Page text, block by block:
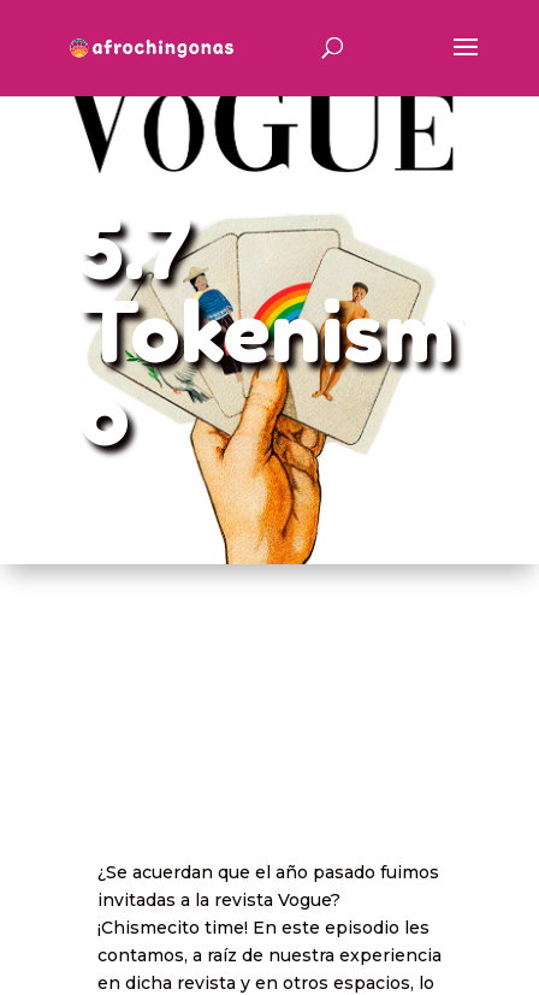
5.7
Tokenism
o
¿Se acuerdan que el año pasado fuimos
invitadas a la revista Vogue?
¡Chismecito time! En este episodio les
contamos, a raíz de nuestra experiencia
en dicha revista y en otros espacios, lo